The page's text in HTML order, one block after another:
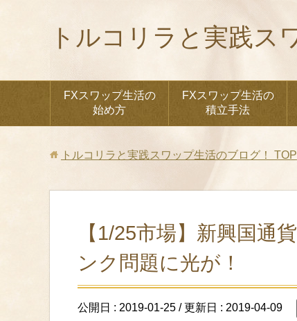
トルコリラと実践ス
FXスワップ生活の
始め方
FXスワップ生活の
積立手法
トルコリラと実践スワップ生活のブログ！ TOP
【1/25市場】新興国通
ンク問題に光が！
公開日 : 2019-01-25 / 更新日 : 2019-04-09